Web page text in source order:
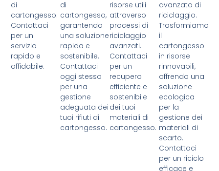
di
cartongesso.
Contattaci
per un
servizio
rapido e
affidabile.
di
cartongesso,
garantendo
una soluzione
rapida e
sostenibile.
Contattaci
oggi stesso
per una
gestione
adeguata dei
tuoi rifiuti di
cartongesso.
risorse utili
attraverso
processi di
riciclaggio
avanzati.
Contattaci
per un
recupero
efficiente e
sostenibile
dei tuoi
materiali di
cartongesso.
avanzato di
riciclaggio.
Trasformiamo
il
cartongesso
in risorse
rinnovabili,
offrendo una
soluzione
ecologica
per la
gestione dei
materiali di
scarto.
Contattaci
per un riciclo
efficace e